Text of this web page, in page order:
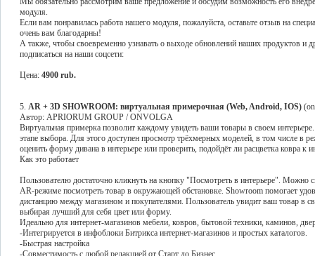
модуля.
Если вам понравилась работа нашего модуля, пожалуйста, оставьте отзыв на
очень вам благодарны!
А также, чтобы своевременно узнавать о выходе обновлений наших продуктов
подписаться на наши соцсети:
Цена: 4900 rub.
5. AR + 3D SHOWROOM: виртуальная примерочная (Web, Android, IOS)
Автор: APRIORUM GROUP / ONVOLGA
Виртуальная примерка позволит каждому увидеть ваши товары в своем
этапе выбора. Для этого доступен просмотр трёхмерных моделей, в том числе в
оценить форму дивана в интерьере или проверить, подойдёт ли расцветка ковра к
Как это работает
Пользователю достаточно кликнуть на кнопку "Посмотреть в интерьере".
AR-режиме посмотреть товар в окружающей обстановке. Showroom помогает
дистанцию между магазином и покупателями. Пользователь увидит ваш товар в
выбирая лучший для себя цвет или форму.
Идеально для интернет-магазинов мебели, ковров, бытовой техники, каминов,
-Интегрируется в инфоблоки Битрикса интернет-магазинов и простых каталогов.
-Быстрая настройка
-Совместимость с любой редакцией от Старт до Бизнес.